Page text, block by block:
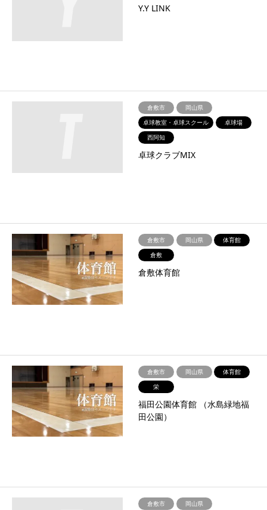
Y.Y LINK
倉敷市
岡山県
卓球教室・卓球スクール
卓球場
西阿知
卓球クラブMIX
倉敷市 岡山県
体育館
倉敷
倉敷体育館
倉敷市 岡山県
体育館
栄
福田公園体育館 （水島緑地福
田公園）
倉敷市
岡山県